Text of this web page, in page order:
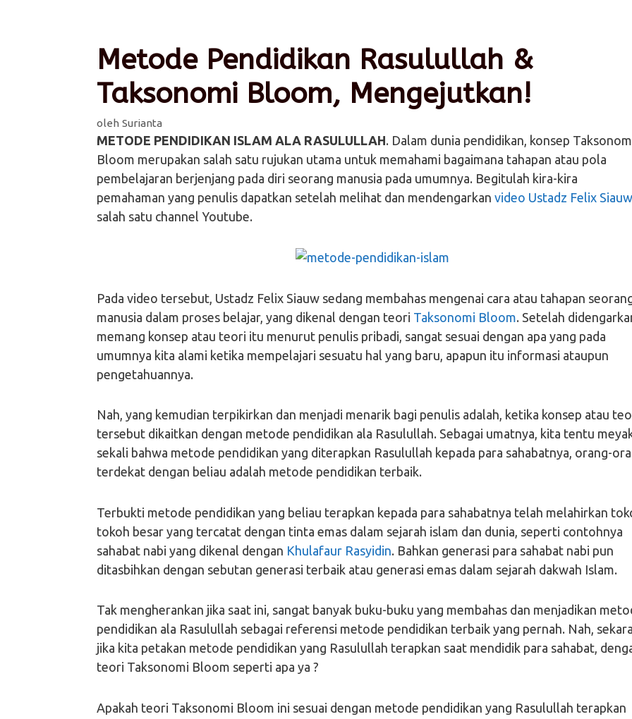
Metode Pendidikan Rasulullah &
Taksonomi Bloom, Mengejutkan!
oleh Surianta
METODE PENDIDIKAN ISLAM ALA RASULULLAH. Dalam dunia pendidikan, konsep
Bloom merupakan salah satu rujukan utama untuk memahami bagaimana tahapan atau pola
pembelajaran berjenjang pada diri seorang manusia pada umumnya. Begitulah kira-kira
pemahaman yang penulis dapatkan setelah melihat dan mendengarkan video Ustadz Felix Siauw
salah satu channel Youtube.
Pada video tersebut, Ustadz Felix Siauw sedang membahas mengenai cara atau tahapan
manusia dalam proses belajar, yang dikenal dengan teori Taksonomi Bloom. Setelah
memang konsep atau teori itu menurut penulis pribadi, sangat sesuai dengan apa yang pada
umumnya kita alami ketika mempelajari sesuatu hal yang baru, apapun itu informasi ataupun
pengetahuannya.
Nah, yang kemudian terpikirkan dan menjadi menarik bagi penulis adalah, ketika konsep atau
tersebut dikaitkan dengan metode pendidikan ala Rasulullah. Sebagai umatnya, kita tentu
sekali bahwa metode pendidikan yang diterapkan Rasulullah kepada para sahabatnya, orang-
terdekat dengan beliau adalah metode pendidikan terbaik.
Terbukti metode pendidikan yang beliau terapkan kepada para sahabatnya telah melahirkan
tokoh besar yang tercatat dengan tinta emas dalam sejarah islam dan dunia, seperti contohnya
sahabat nabi yang dikenal dengan Khulafaur Rasyidin. Bahkan generasi para sahabat nabi pun
ditasbihkan dengan sebutan generasi terbaik atau generasi emas dalam sejarah dakwah Islam.
Tak mengherankan jika saat ini, sangat banyak buku-buku yang membahas dan menjadikan
pendidikan ala Rasulullah sebagai referensi metode pendidikan terbaik yang pernah. Nah,
jika kita petakan metode pendidikan yang Rasulullah terapkan saat mendidik para sahabat,
teori Taksonomi Bloom seperti apa ya ?
Apakah teori Taksonomi Bloom ini sesuai dengan metode pendidikan yang Rasulullah terapkan